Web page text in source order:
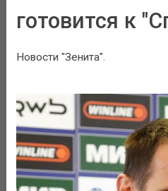
готовится к
Новости "Зенита".